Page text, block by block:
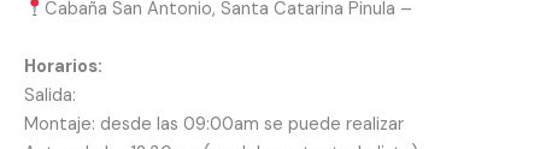
Cabaña San Antonio, Santa Catarina Pinula –
Horarios:
Salida:
Montaje: desde las 09:00am se puede realizar